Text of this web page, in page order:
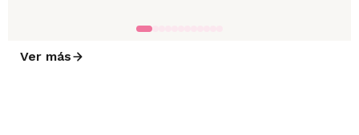
Ver más